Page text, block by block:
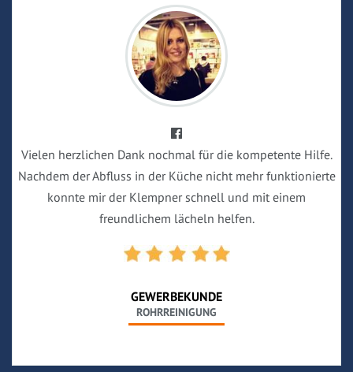
Vielen herzlichen Dank nochmal für die kompetente Hilfe.
Nachdem der Abfluss in der Küche nicht mehr funktionierte
konnte mir der Klempner schnell und mit einem
freundlichem lächeln helfen.
GEWERBEKUNDE
ROHRREINIGUNG